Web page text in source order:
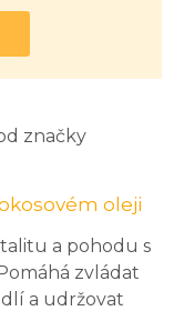
značky
oleji
a pohodu s
zvládat
a udržovat